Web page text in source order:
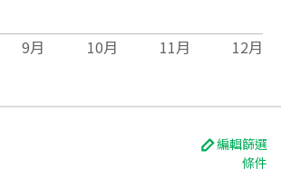
9月 10月 11月 12月
編輯篩選
條件